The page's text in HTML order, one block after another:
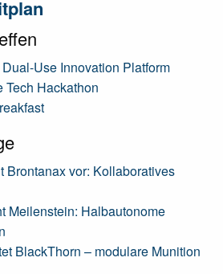
Use Innovation Platform
Tech Hackathon
Brontanax vor: Kollaboratives
Meilenstein: Halbautonome
BlackThorn – modulare Munition